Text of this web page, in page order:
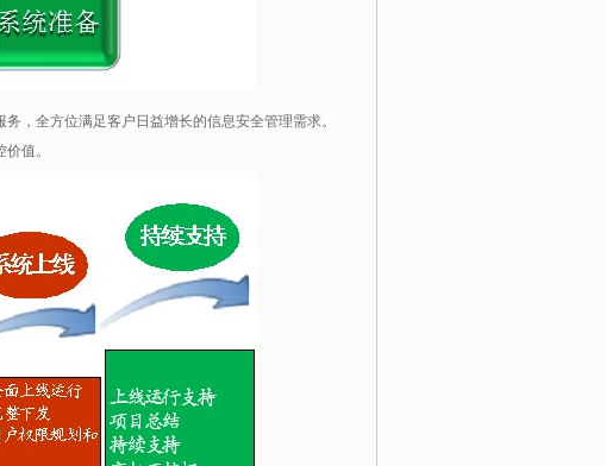
，全方位满足客户日益增长的信息安全管理需求。
值。